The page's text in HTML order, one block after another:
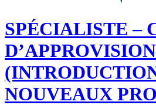
SPÉCIALISTE –
NOUVEAUX